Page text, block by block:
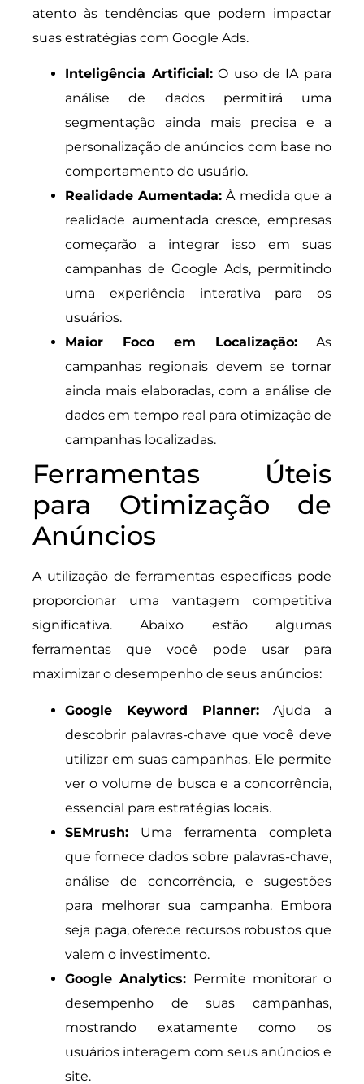
atento às tendências que podem impactar
suas estratégias com Google Ads.
Inteligência Artificial:O uso de IA para
análise de dados permitirá uma
segmentação ainda mais precisa e a
personalização de anúncios com base no
comportamento do usuário.
Realidade Aumentada: À medida que a
realidade aumentada cresce, empresas
começarão a integrar isso em suas
campanhas de Google Ads, permitindo
uma experiência interativa para os
usuários.
Maior Foco em Localização: As
campanhas regionais devem se tornar
ainda mais elaboradas, com a análise de
dados em tempo real para otimização de
campanhas localizadas.
Ferramentas Úteis
para Otimização de
Anúncios
A utilização de ferramentas específicas pode
proporcionar uma vantagem competitiva
significativa. Abaixo estão algumas
ferramentas que você pode usar para
maximizar o desempenho de seus anúncios:
Google Keyword Planner: Ajuda a
descobrir palavras-chave que você deve
utilizar em suas campanhas. Ele permite
ver o volume de busca e a concorrência,
essencial para estratégias locais.
SEMrush: Uma ferramenta completa
que fornece dados sobre palavras-chave,
análise de concorrência, e sugestões
para melhorar sua campanha. Embora
seja paga, oferece recursos robustos que
valem o investimento.
Google Analytics: Permite monitorar o
desempenho de suas campanhas,
mostrando exatamente como os
usuários interagem com seus anúncios e
site.